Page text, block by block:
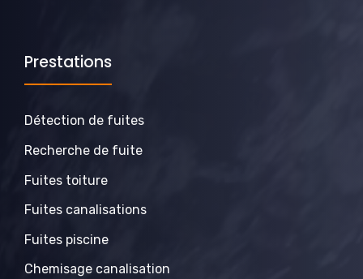
Prestations
Détection de fuites
Recherche de fuite
Fuites toiture
Fuites canalisations
Fuites piscine
Chemisage canalisation